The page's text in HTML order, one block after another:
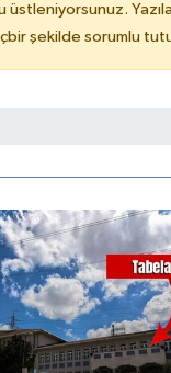
üstleniyorsunuz.
şekilde sorumlu